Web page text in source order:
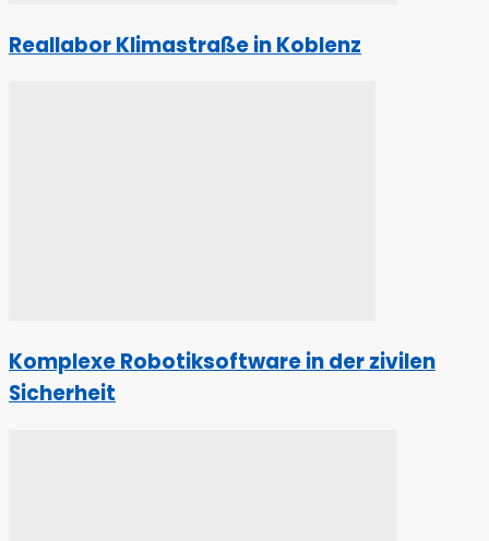
Reallabor Klimastraße in Koblenz
Komplexe Robotiksoftware in der zivilen
Sicherheit